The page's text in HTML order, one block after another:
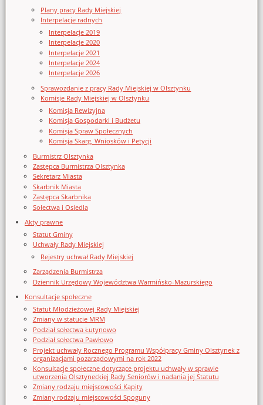
Plany pracy Rady Miejskiej
Interpelacje radnych
Interpelacje 2019
Interpelacje 2020
Interpelacje 2021
Interpelacje 2024
Interpelacje 2026
Sprawozdanie z pracy Rady Miejskiej w Olsztynku
Komisje Rady Miejskiej w Olsztynku
Komisja Rewizyjna
Komisja Gospodarki i Budżetu
Komisja Spraw Społecznych
Komisja Skarg, Wniosków i Petycji
Burmistrz Olsztynka
Zastępca Burmistrza Olsztynka
Sekretarz Miasta
Skarbnik Miasta
Zastępca Skarbnika
Sołectwa i Osiedla
Akty prawne
Statut Gminy
Uchwały Rady Miejskiej
Rejestry uchwał Rady Miejskiej
Zarządzenia Burmistrza
Dziennik Urzędowy Województwa Warmińsko-Mazurskiego
Konsultacje społeczne
Statut Młodzieżowej Rady Miejskiej
Zmiany w statucie MRM
Podział sołectwa Łutynowo
Podział sołectwa Pawłowo
Projekt uchwały Rocznego Programu Współpracy Gminy Olsztynek z
organizacjami pozarządowymi na rok 2022
Konsultacje społeczne dotyczące projektu uchwały w sprawie
utworzenia Olsztyneckiej Rady Seniorów i nadania jej Statutu
Zmiany rodzaju miejscowości Kąpity
Zmiany rodzaju miejscowości Spoguny